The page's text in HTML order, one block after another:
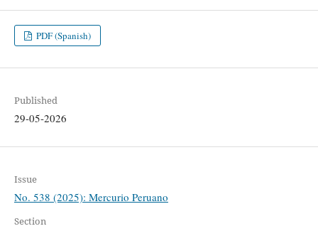
PDF (Spanish)
Published
29-05-2026
Issue
No. 538 (2025): Mercurio Peruano
Section